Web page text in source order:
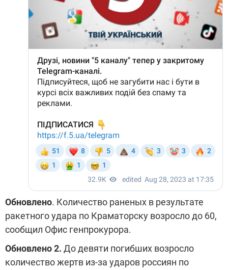
Обновлено. Количество раненых в результате
ракетного удара по Краматорску возросло до 60,
сообщил Офис генпрокурора.
Обновлено 2. До девяти погибших возросло
количество жертв из-за ударов россиян по